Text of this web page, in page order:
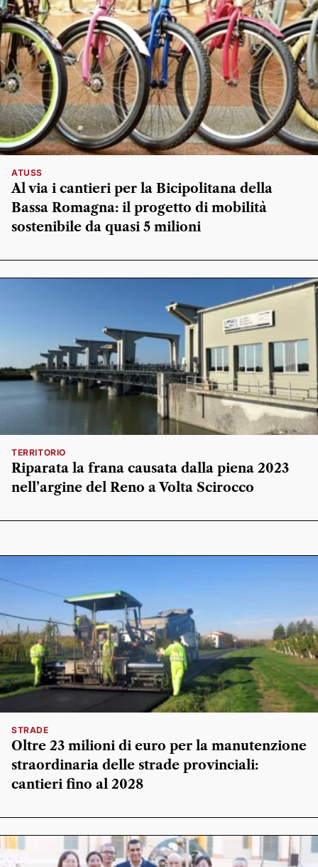
ATUSS
Al via i cantieri per la Bicipolitana della
Bassa Romagna: il progetto di mobilità
sostenibile da quasi 5 milioni
TERRITORIO
Riparata la frana causata dalla piena 2023
nell’argine del Reno a Volta Scirocco
STRADE
Oltre 23 milioni di euro per la manutenzione
straordinaria delle strade provinciali:
cantieri fino al 2028